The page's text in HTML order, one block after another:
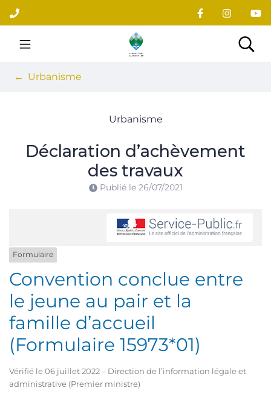
Aller
au
contenu
Site officiel du village
Urbanisme
Urbanisme
Déclaration d’achèvement
des travaux
Publié le 26/07/2021
Formulaire
Convention conclue entre
le jeune au pair et la
famille d’accueil
(Formulaire 15973*01)
Vérifié le 06 juillet 2022 – Direction de l’information légale et
administrative (Premier ministre)